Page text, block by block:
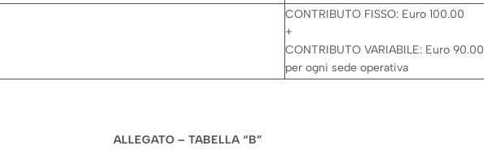
CONTRIBUTO FISSO: Euro 100.00
+
CONTRIBUTO VARIABILE: Euro 90.00
per ogni sede operativa
ALLEGATO – TABELLA “B”